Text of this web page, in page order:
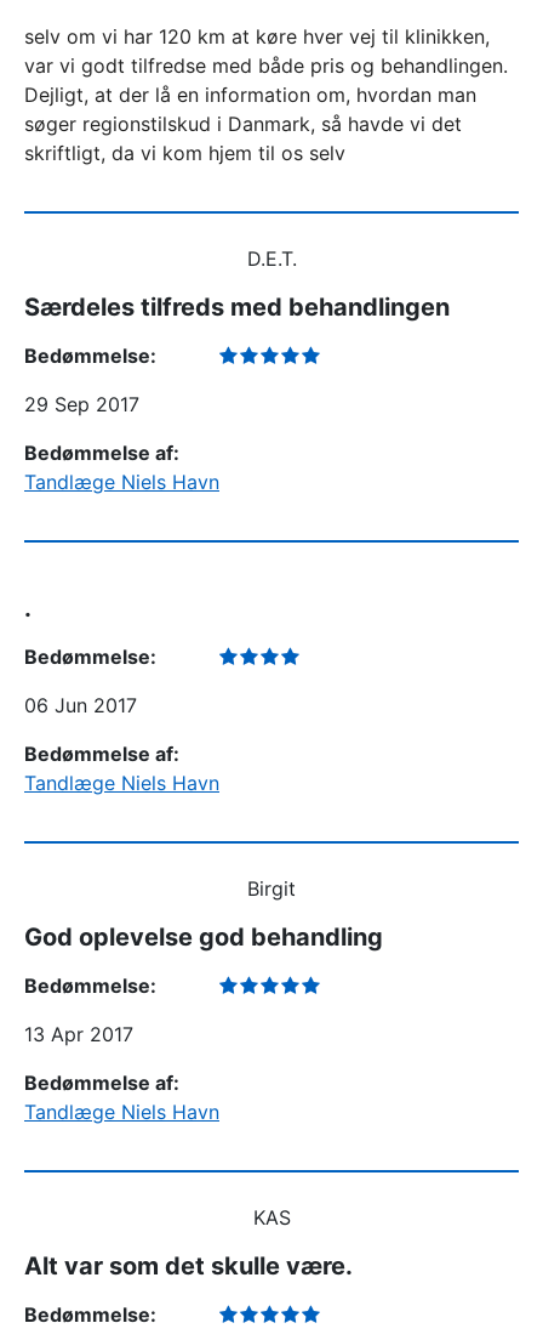
selv om vi har 120 km at køre hver vej til klinikken,
var vi godt tilfredse med både pris og behandlingen.
Dejligt, at der lå en information om, hvordan man
søger regionstilskud i Danmark, så havde vi det
skriftligt, da vi kom hjem til os selv
D.E.T.
Særdeles tilfreds med behandlingen
Bedømmelse:
29 Sep 2017
Bedømmelse af:
Tandlæge Niels Havn
.
Bedømmelse:
06 Jun 2017
Bedømmelse af:
Tandlæge Niels Havn
Birgit
God oplevelse god behandling
Bedømmelse:
13 Apr 2017
Bedømmelse af:
Tandlæge Niels Havn
KAS
Alt var som det skulle være.
Bedømmelse: